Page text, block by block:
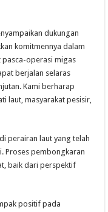
dukungan
komitmennya dalam
pasca-operasi migas
berjalan selaras
Kami berharap
laut, masyarakat pesisir,
perairan laut yang telah
Proses pembongkaran
baik dari perspektif
positif pada